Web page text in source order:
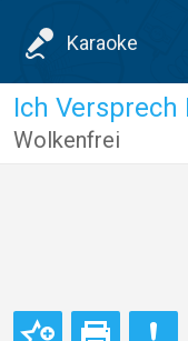
Karaoke
Wolkenfrei